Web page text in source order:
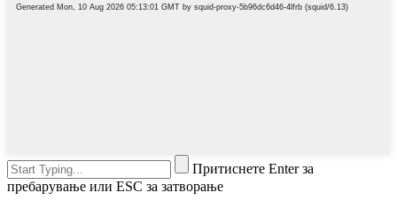
Притиснете Enter за
пребарување или ESC за затворање